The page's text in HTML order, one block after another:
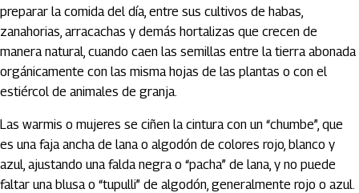
preparar la comida del día, entre sus cultivos de habas,
zanahorias, arracachas y demás hortalizas que crecen de
manera natural, cuando caen las semillas entre la tierra abonada
orgánicamente con las misma hojas de las plantas o con el
estiércol de animales de granja.
Las warmis o mujeres se ciñen la cintura con un “chumbe”, que
es una faja ancha de lana o algodón de colores rojo, blanco y
azul, ajustando una falda negra o “pacha” de lana, y no puede
faltar una blusa o “tupulli” de algodón, generalmente rojo o azul.